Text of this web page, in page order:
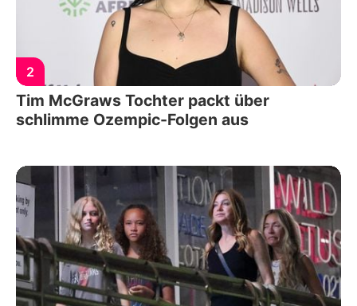
2
Tim McGraws Tochter packt über
schlimme Ozempic-Folgen aus